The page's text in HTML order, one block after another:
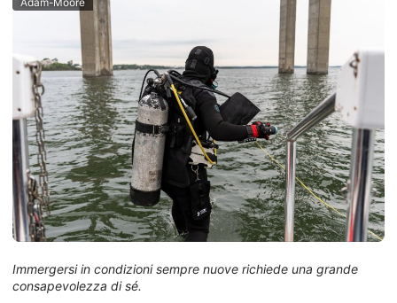
Immergersi in condizioni sempre nuove richiede una grande
consapevolezza di sé.